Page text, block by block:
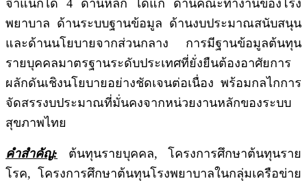
จำแนกได้ 4 ด้านหลัก ได้แก่ ด้านคณะทำงานของโรง
พยาบาล ด้านระบบฐานข้อมูล ด้านงบประมาณสนับสนุน
และด้านนโยบายจากส่วนกลาง การมีฐานข้อมูลต้นทุน
รายบุคคลมาตรฐานระดับประเทศที่ยั่งยืนต้องอาศัยการ
ผลักดันเชิงนโยบายอย่างชัดเจนต่อเนื่อง พร้อมกลไกการ
จัดสรรงบประมาณที่มั่นคงจากหน่วยงานหลักของระบบ
สุขภาพไทย
คำสำคัญ: ต้นทุนรายบุคคล, โครงการศึกษาต้นทุนราย
โรค, โครงการศึกษาต้นทุนโรงพยาบาลในกลุ่มเครือข่าย